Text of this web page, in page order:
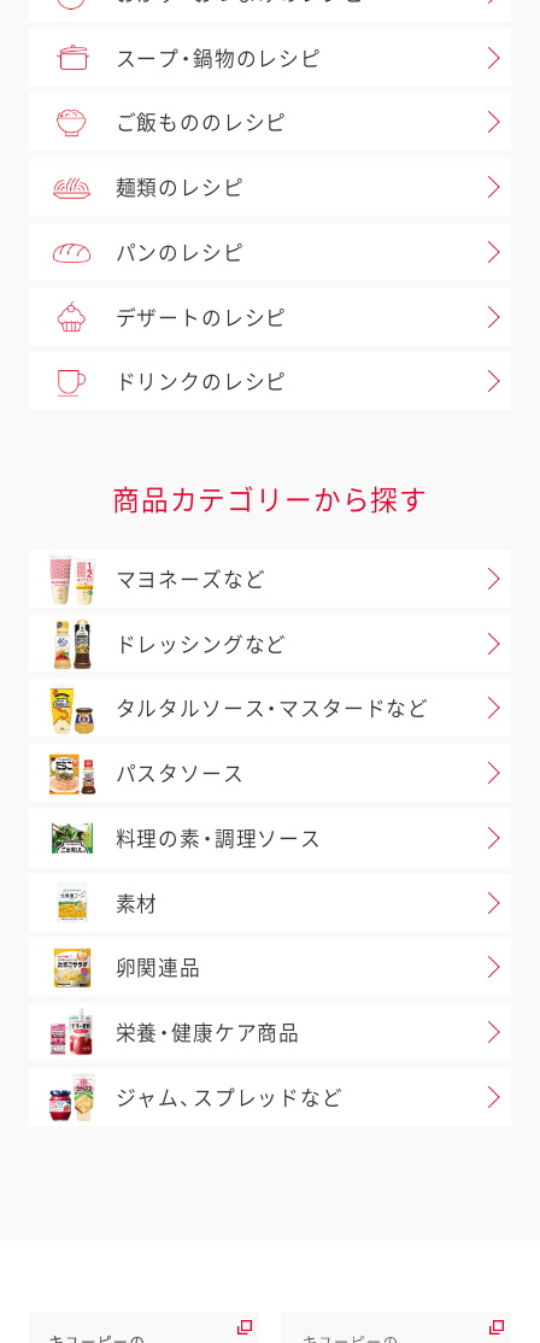
スープ・鍋物のレシピ
ご飯もののレシピ
麺類のレシピ
パンのレシピ
デザートのレシピ
ドリンクのレシピ
商品カテゴリーから探す
マヨネーズなど
ドレッシングなど
タルタルソース・マスタードなど
パスタソース
料理の素・調理ソース
素材
卵関連品
栄養・健康ケア商品
ジャム、スプレッドなど